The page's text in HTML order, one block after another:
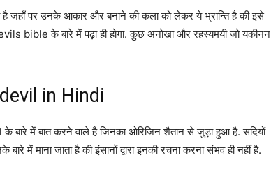
जहाँ पर उनके आकार और बनाने की कला को लेकर ये भ्रान्ति है की इसे
bible के बारे में पढ़ा ही होगा. कुछ अनोखा और रहस्यमयी जो यकीनन
in Hindi
में बात करने वाले है जिनका ओरिजिन शैतान से जुड़ा हुआ है. सदियों
में माना जाता है की इंसानों द्वारा इनकी रचना करना संभव ही नहीं है.